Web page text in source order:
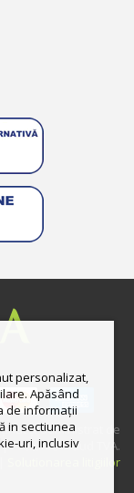
şi administrat de
| Preturile includ TVA.
Solutionarea litigiilor
personalizat,
Apăsând
de informații
in sectiunea
uri, inclusiv